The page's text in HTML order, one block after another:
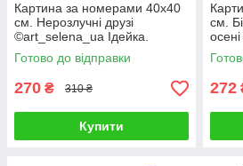
Картина за номерами 40х40
см. Нерозлучні друзі
©art_selena_ua Ідейка.
KHO2543
Готово до відправки
270 ₴ 310 ₴
Купити
см.
272